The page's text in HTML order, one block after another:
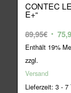
CONTEC
E+“
89,95€
Preis
Enthält 19%
zzgl.
Versand
Lieferzeit: 3 - 7